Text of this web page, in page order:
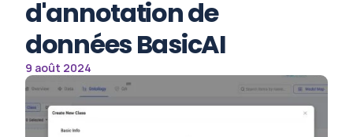
d'annotation de
données BasicAI
9 août 2024